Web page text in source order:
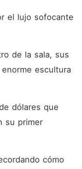
el lujo sofocante
de la sala, sus
escultura
dólares que
su primer
cómo